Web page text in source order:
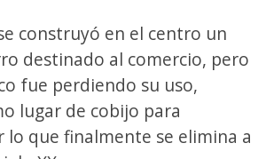
construyó en el centro un
destinado al comercio, pero
fue perdiendo su uso,
lugar de cobijo para
lo que finalmente se elimina a